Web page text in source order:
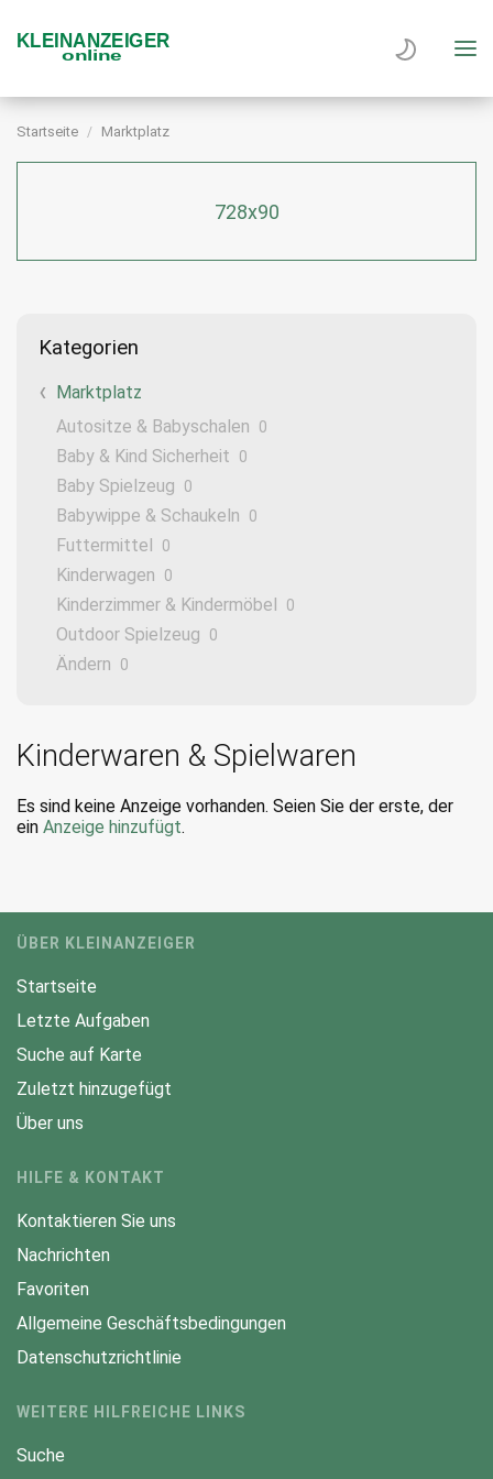
Startseite Marktplatz
728x90
Kategorien
Marktplatz
Autositze & Babyschalen
0
Baby & Kind Sicherheit 0
Baby Spielzeug 0
Babywippe & Schaukeln 0
Futtermittel 0
Kinderwagen 0
Kinderzimmer & Kindermöbel 0
Outdoor Spielzeug 0
Ändern 0
Kinderwaren & Spielwaren
Es sind keine Anzeige vorhanden. Seien Sie der erste, der
ein Anzeige hinzufügt.
ÜBER KLEINANZEIGER
Startseite
Letzte Aufgaben
Suche auf Karte
Zuletzt hinzugefügt
Über uns
HILFE & KONTAKT
Kontaktieren Sie uns
Nachrichten
Favoriten
Allgemeine Geschäftsbedingungen
Datenschutzrichtlinie
WEITERE HILFREICHE LINKS
Suche